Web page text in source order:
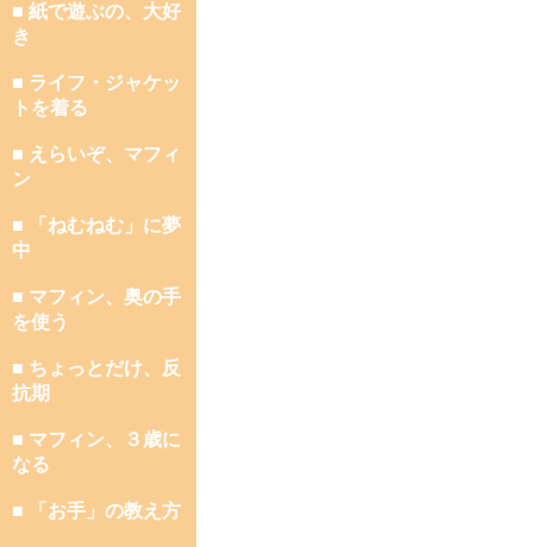
■ 紙で遊ぶの、大好
き
■ ライフ・ジャケッ
トを着る
■ えらいぞ、マフィ
ン
■ 「ねむねむ」に夢
中
■ マフィン、奥の手
を使う
■ ちょっとだけ、反
抗期
■ マフィン、３歳に
なる
■ 「お手」の教え方